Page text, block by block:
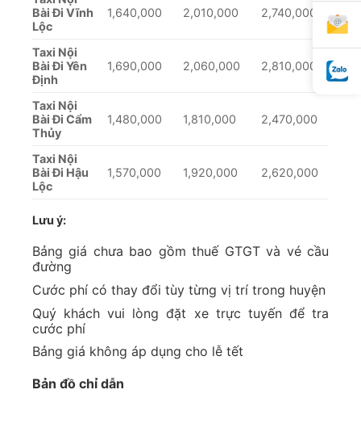
Bài Đi Vĩnh
Lộc
1,640,000 2,010,000 2,740,000
Taxi Nội
Bài Đi Yên
Định
1,690,000 2,060,000 2,810,000
Taxi Nội
Bài Đi Cẩm
Thủy
1,480,000 1,810,000 2,470,000
Taxi Nội
Bài Đi Hậu
Lộc
1,570,000 1,920,000 2,620,000
Lưu ý:
Bảng giá chưa bao gồm thuế GTGT và vé cầu
đường
Cước phí có thay đổi tùy từng vị trí trong huyện
Quý khách vui lòng đặt xe trực tuyến để tra
cước phí
Bảng giá không áp dụng cho lễ tết
Bản đồ chỉ dẫn